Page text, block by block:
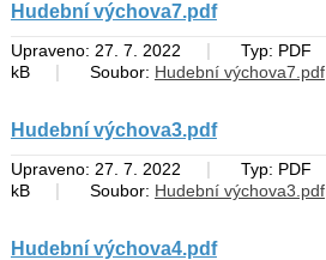
Hudební výchova7.pdf
Upraveno: 27. 7. 2022 Typ: PDF
kB
Soubor: Hudební výchova7.pdf
Hudební výchova3.pdf
Upraveno: 27. 7. 2022 Typ: PDF
kB
Soubor: Hudební výchova3.pdf
Hudební výchova4.pdf